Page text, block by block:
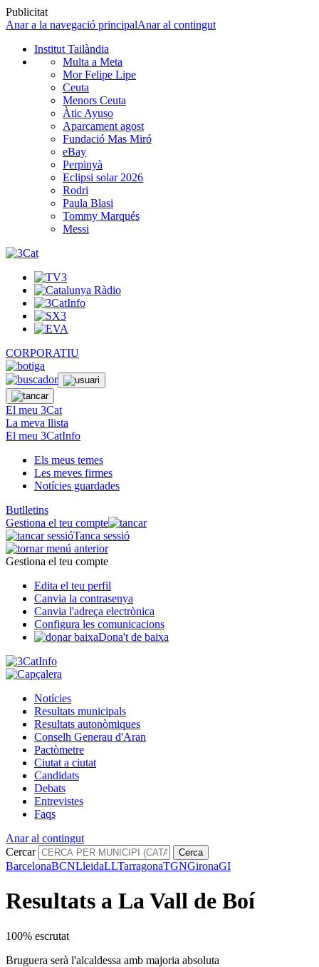
Publicitat
Anar a la navegació principalAnar al contingut
Institut Tailàndia
Multa a Meta
Mor Felipe Lipe
Ceuta
Menors Ceuta
Àtic Ayuso
Aparcament agost
Fundació Mas Miró
eBay
Perpinyà
Eclipsi solar 2026
Rodri
Paula Blasi
Tommy Marqués
Messi
CORPORATIU
El meu 3Cat
La meva llista
El meu 3CatInfo
Els meus temes
Les meves firmes
Notícies guardades
Butlletins
Gestiona el teu compte
Tanca sessió
Gestiona el teu compte
Edita el teu perfil
Canvia la contrasenya
Canvia l'adreça electrònica
Configura les comunicacions
Dona't de baixa
Notícies
Resultats municipals
Resultats autonòmiques
Conselh Generau d'Aran
Pactòmetre
Ciutat a ciutat
Candidats
Debats
Entrevistes
Faqs
Anar al contingut
Cercar
Cerca
BarcelonaBCNLleidaLLTarragonaTGNGironaGI
Resultats a La Vall de Boí
100% escrutat
Bruguera serà l'alcaldessa amb majoria absoluta